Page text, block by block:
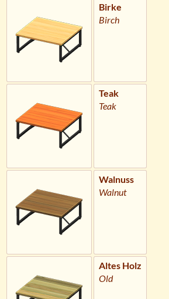
Birke
Birch
Teak
Teak
Walnuss
Walnut
Altes Holz
Old